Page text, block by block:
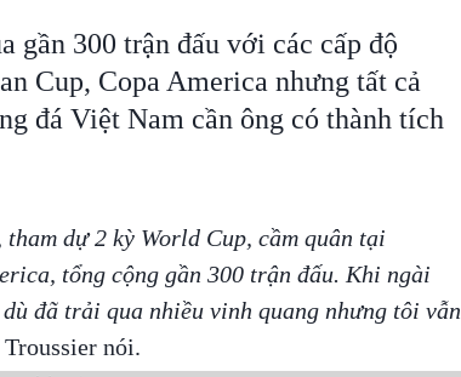
gần 300 trận đấu với các cấp độ
Cup, Copa America nhưng tất cả
đá Việt Nam cần ông có thành tích
dự 2 kỳ World Cup, cầm quân tại
tổng cộng gần 300 trận đấu. Khi ngài
đã trải qua nhiều vinh quang nhưng tôi vẫn
nói.